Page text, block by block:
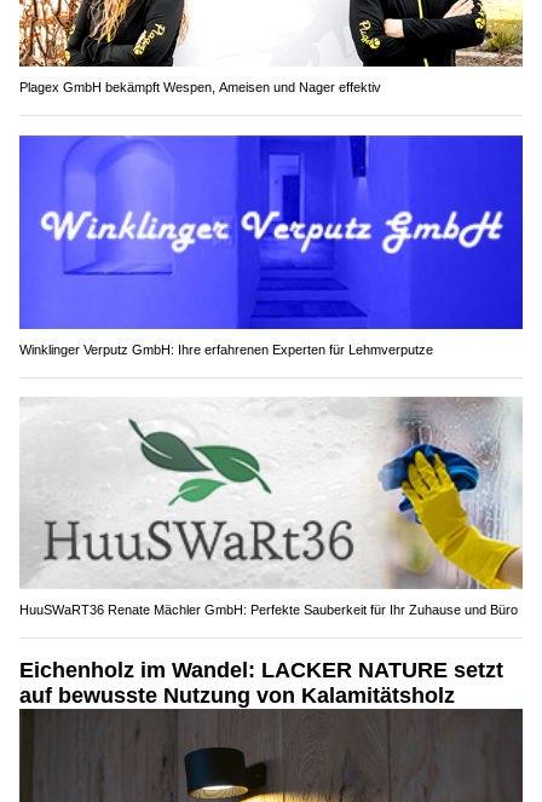
Plagex GmbH bekämpft Wespen, Ameisen und Nager effektiv
Winklinger Verputz GmbH: Ihre erfahrenen Experten für Lehmverputze
HuuSWaRT36 Renate Mächler GmbH: Perfekte Sauberkeit für Ihr Zuhause und Büro
Eichenholz im Wandel: LACKER NATURE setzt
auf bewusste Nutzung von Kalamitätsholz